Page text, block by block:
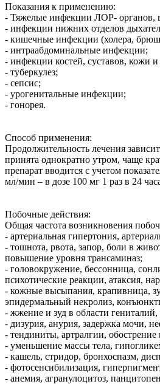
Показания к применению:
- Тяжелые инфекции ЛОР- органов,
- инфекции нижних отделов
- кишечные инфекции (холера,
- интраабдоминальные инфекции;
- инфекции костей, суставов, кожи
- туберкулез;
- сепсис;
- урогенитальные инфекции;
- гонорея.
Способ применения:
Продолжительность лечения
принята однократно утром, чаще
препарат вводится с учетом
мл/мин – в дозе 100 мг 1 раз в 24
Побочные действия:
Общая частота возникновения
- артериальная гипертония,
- тошнота, рвота, запор, боли в
повышение уровня трансаминаз;
- головокружение, бессонница,
психотические реакции, атаксия,
- кожные высыпания, крапивница,
эпидермальный некролиз,
- жжение и зуд в области
- дизурия, анурия, задержка мочи,
- тендиниты, артралгии,
- уменьшение массы тела,
- кашель, стридор, бронхоспазм,
- фотосенсибилизация,
- анемия, агранулоцитоз,